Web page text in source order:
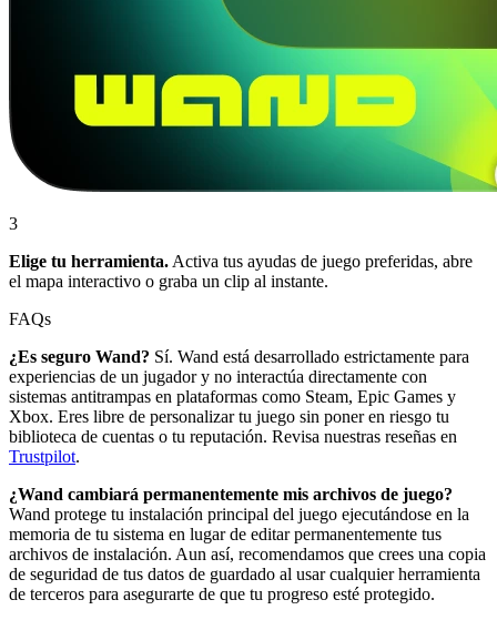
3
Elige tu herramienta. Activa tus ayudas de juego preferidas, abre
el mapa interactivo o graba un clip al instante.
FAQs
¿Es seguro Wand? Sí. Wand está desarrollado estrictamente para
experiencias de un jugador y no interactúa directamente con
sistemas antitrampas en plataformas como Steam, Epic Games y
Xbox. Eres libre de personalizar tu juego sin poner en riesgo tu
biblioteca de cuentas o tu reputación. Revisa nuestras reseñas en
Trustpilot.
¿Wand cambiará permanentemente mis archivos de juego?
Wand protege tu instalación principal del juego ejecutándose en la
memoria de tu sistema en lugar de editar permanentemente tus
archivos de instalación. Aun así, recomendamos que crees una copia
de seguridad de tus datos de guardado al usar cualquier herramienta
de terceros para asegurarte de que tu progreso esté protegido.